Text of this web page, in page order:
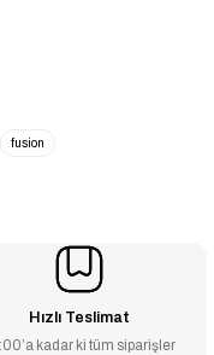
fusion
Hızlı Teslimat
kadar ki tüm siparişler